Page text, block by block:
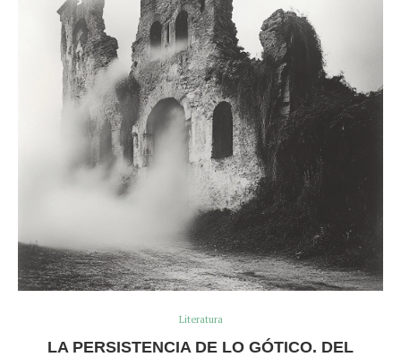
Literatura
LA PERSISTENCIA DE LO GÓTICO. DEL